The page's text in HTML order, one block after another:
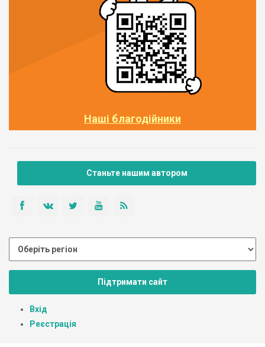
Наші благодійники
Станьте нашим автором
Підтримати сайт
Вхід
Реєстрація